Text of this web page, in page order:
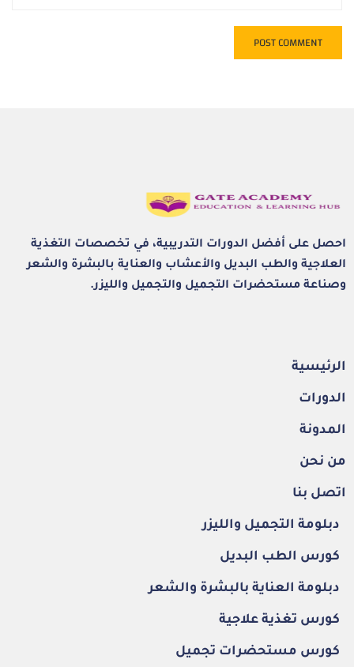
احصل على أفضل الدورات التدريبية، في تخصصات التغذية
العلاجية والطب البديل والأعشاب والعناية بالبشرة والشعر
وصناعة مستحضرات التجميل والتجميل والليزر.
الرئيسية
الدورات
المدونة
من نحن
اتصل بنا
دبلومة التجميل والليزر
كورس الطب البديل
دبلومة العناية بالبشرة والشعر
كورس تغذية علاجية
كورس مستحضرات تجميل